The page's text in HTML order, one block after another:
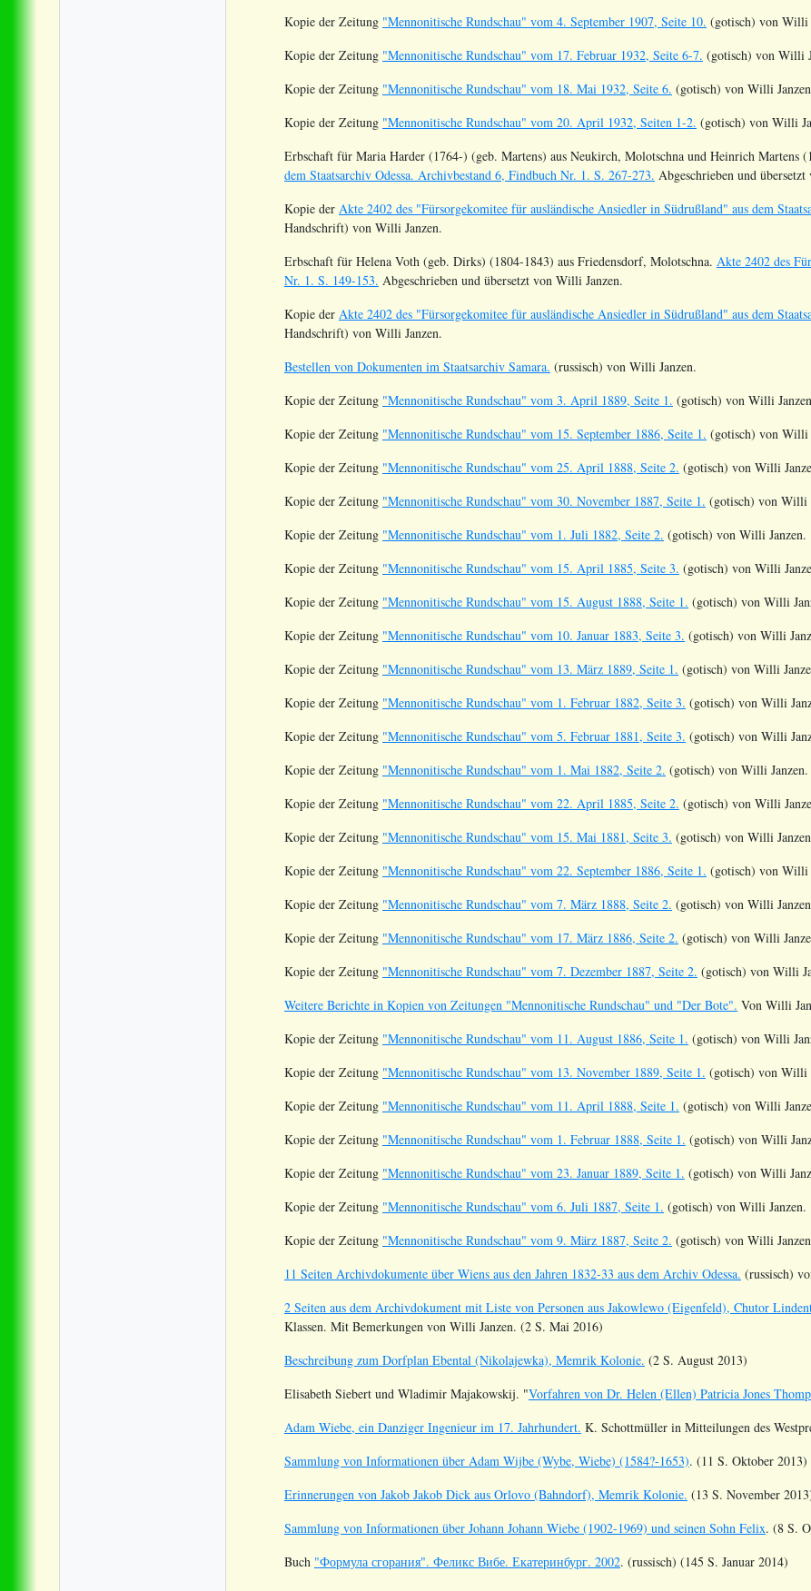
Kopie der Zeitung "Mennonitische Rundschau" vom 4. September 1907, Seite 10. (gotisch) von Willi
Kopie der Zeitung "Mennonitische Rundschau" vom 17. Februar 1932, Seite 6-7. (gotisch) von Willi
Kopie der Zeitung "Mennonitische Rundschau" vom 18. Mai 1932, Seite 6. (gotisch) von Willi
Kopie der Zeitung "Mennonitische Rundschau" vom 20. April 1932, Seiten 1-2. (gotisch) von Willi
Erbschaft für Maria Harder (1764-) (geb. Martens) aus Neukirch, Molotschna und Heinrich Martens
dem Staatsarchiv Odessa. Archivbestand 6, Findbuch Nr. 1. S. 267-273. Abgeschrieben und
Kopie der Akte 2402 des "Fürsorgekomitee für ausländische Ansiedler in Südrußland" aus dem
Handschrift) von Willi Janzen.
Erbschaft für Helena Voth (geb. Dirks) (1804-1843) aus Friedensdorf, Molotschna. Akte 2402 des
Nr. 1. S. 149-153. Abgeschrieben und übersetzt von Willi Janzen.
Kopie der Akte 2402 des "Fürsorgekomitee für ausländische Ansiedler in Südrußland" aus dem
Handschrift) von Willi Janzen.
Bestellen von Dokumenten im Staatsarchiv Samara. (russisch) von Willi Janzen.
Kopie der Zeitung "Mennonitische Rundschau" vom 3. April 1889, Seite 1. (gotisch) von Willi
Kopie der Zeitung "Mennonitische Rundschau" vom 15. September 1886, Seite 1. (gotisch) von Willi
Kopie der Zeitung "Mennonitische Rundschau" vom 25. April 1888, Seite 2. (gotisch) von Willi
Kopie der Zeitung "Mennonitische Rundschau" vom 30. November 1887, Seite 1. (gotisch) von Willi
Kopie der Zeitung "Mennonitische Rundschau" vom 1. Juli 1882, Seite 2. (gotisch) von Willi Janzen.
Kopie der Zeitung "Mennonitische Rundschau" vom 15. April 1885, Seite 3. (gotisch) von Willi
Kopie der Zeitung "Mennonitische Rundschau" vom 15. August 1888, Seite 1. (gotisch) von Willi
Kopie der Zeitung "Mennonitische Rundschau" vom 10. Januar 1883, Seite 3. (gotisch) von Willi
Kopie der Zeitung "Mennonitische Rundschau" vom 13. März 1889, Seite 1. (gotisch) von Willi
Kopie der Zeitung "Mennonitische Rundschau" vom 1. Februar 1882, Seite 3. (gotisch) von Willi
Kopie der Zeitung "Mennonitische Rundschau" vom 5. Februar 1881, Seite 3. (gotisch) von Willi
Kopie der Zeitung "Mennonitische Rundschau" vom 1. Mai 1882, Seite 2. (gotisch) von Willi Janzen.
Kopie der Zeitung "Mennonitische Rundschau" vom 22. April 1885, Seite 2. (gotisch) von Willi
Kopie der Zeitung "Mennonitische Rundschau" vom 15. Mai 1881, Seite 3. (gotisch) von Willi
Kopie der Zeitung "Mennonitische Rundschau" vom 22. September 1886, Seite 1. (gotisch) von Willi
Kopie der Zeitung "Mennonitische Rundschau" vom 7. März 1888, Seite 2. (gotisch) von Willi
Kopie der Zeitung "Mennonitische Rundschau" vom 17. März 1886, Seite 2. (gotisch) von Willi
Kopie der Zeitung "Mennonitische Rundschau" vom 7. Dezember 1887, Seite 2. (gotisch) von Willi
Weitere Berichte in Kopien von Zeitungen "Mennonitische Rundschau" und "Der Bote". Von Willi
Kopie der Zeitung "Mennonitische Rundschau" vom 11. August 1886, Seite 1. (gotisch) von Willi
Kopie der Zeitung "Mennonitische Rundschau" vom 13. November 1889, Seite 1. (gotisch) von Willi
Kopie der Zeitung "Mennonitische Rundschau" vom 11. April 1888, Seite 1. (gotisch) von Willi
Kopie der Zeitung "Mennonitische Rundschau" vom 1. Februar 1888, Seite 1. (gotisch) von Willi
Kopie der Zeitung "Mennonitische Rundschau" vom 23. Januar 1889, Seite 1. (gotisch) von Willi
Kopie der Zeitung "Mennonitische Rundschau" vom 6. Juli 1887, Seite 1. (gotisch) von Willi Janzen.
Kopie der Zeitung "Mennonitische Rundschau" vom 9. März 1887, Seite 2. (gotisch) von Willi
11 Seiten Archivdokumente über Wiens aus den Jahren 1832-33 aus dem Archiv Odessa. (russisch)
2 Seiten aus dem Archivdokument mit Liste von Personen aus Jakowlewo (Eigenfeld), Chutor
Klassen. Mit Bemerkungen von Willi Janzen. (2 S. Mai 2016)
Beschreibung zum Dorfplan Ebental (Nikolajewka), Memrik Kolonie. (2 S. August 2013)
Elisabeth Siebert und Wladimir Majakowskij. "Vorfahren von Dr. Helen (Ellen) Patricia Jones
Adam Wiebe, ein Danziger Ingenieur im 17. Jahrhundert. K. Schottmüller in Mitteilungen des
Sammlung von Informationen über Adam Wijbe (Wybe, Wiebe) (1584?-1653). (11 S. Oktober 2013)
Erinnerungen von Jakob Jakob Dick aus Orlovo (Bahndorf), Memrik Kolonie. (13 S. November
Sammlung von Informationen über Johann Johann Wiebe (1902-1969) und seinen Sohn Felix. (8 S.
Buch "Формула сгорания". Феликс Вибе. Екатеринбург. 2002. (russisch) (145 S. Januar 2014)